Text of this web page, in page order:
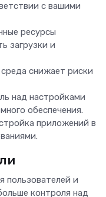
с вашими
ресурсы
загрузки и
снижает риски
над настройками
обеспечения.
приложений в
пользователей и
контроля над